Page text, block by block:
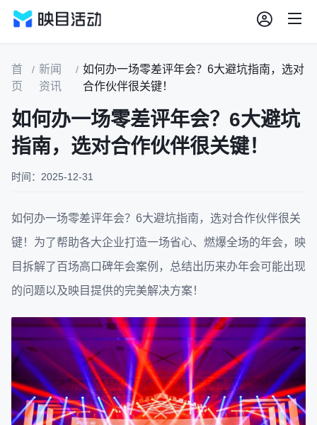
首
页
/ 新闻
资讯
/ 如何办一场零差评年会？6大避坑指南，选对
合作伙伴很关键！
如何办一场零差评年会？6大避坑
指南，选对合作伙伴很关键！
时间：2025-12-31
如何办一场零差评年会？6大避坑指南，选对合作伙伴很关
键！为了帮助各大企业打造一场省心、燃爆全场的年会，映
目拆解了百场高口碑年会案例，总结出历来办年会可能出现
的问题以及映目提供的完美解决方案！